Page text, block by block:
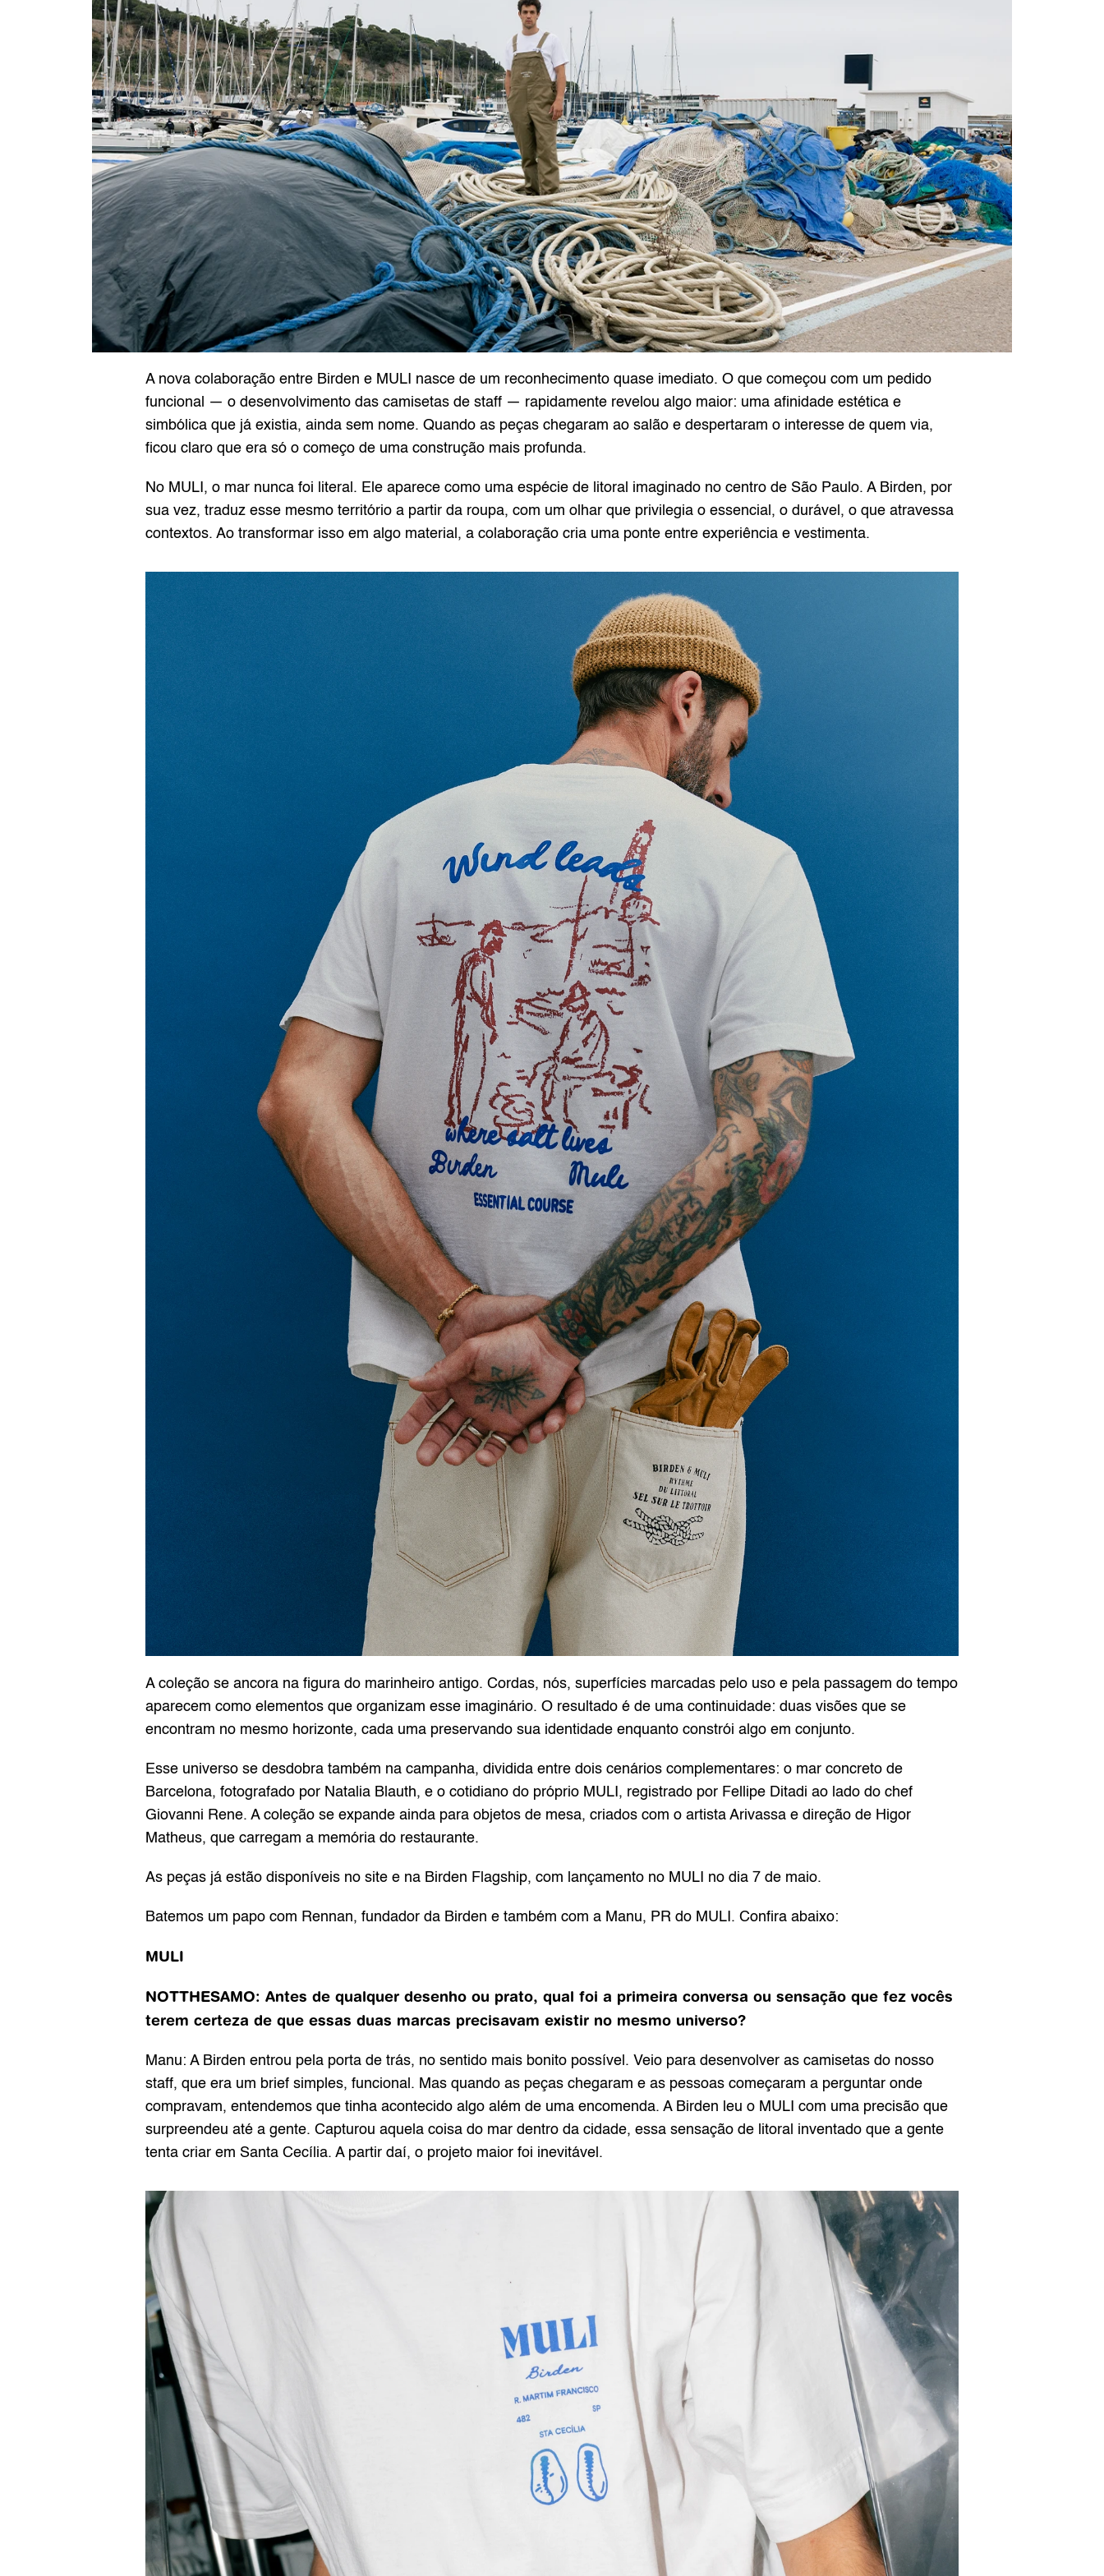
A nova colaboração entre Birden e MULI nasce de um reconhecimento quase imediato. O que começou com um pedido
funcional — o desenvolvimento das camisetas de staff — rapidamente revelou algo maior: uma afinidade estética e
simbólica que já existia, ainda sem nome. Quando as peças chegaram ao salão e despertaram o interesse de quem via,
ficou claro que era só o começo de uma construção mais profunda.
No MULI, o mar nunca foi literal. Ele aparece como uma espécie de litoral imaginado no centro de São Paulo. A Birden, por
sua vez, traduz esse mesmo território a partir da roupa, com um olhar que privilegia o essencial, o durável, o que atravessa
contextos. Ao transformar isso em algo material, a colaboração cria uma ponte entre experiência e vestimenta.
A coleção se ancora na figura do marinheiro antigo. Cordas, nós, superfícies marcadas pelo uso e pela passagem do tempo
aparecem como elementos que organizam esse imaginário. O resultado é de uma continuidade: duas visões que se
encontram no mesmo horizonte, cada uma preservando sua identidade enquanto constrói algo em conjunto.
Esse universo se desdobra também na campanha, dividida entre dois cenários complementares: o mar concreto de
Barcelona, fotografado por Natalia Blauth, e o cotidiano do próprio MULI, registrado por Fellipe Ditadi ao lado do chef
Giovanni Rene. A coleção se expande ainda para objetos de mesa, criados com o artista Arivassa e direção de Higor
Matheus, que carregam a memória do restaurante.
As peças já estão disponíveis no site e na Birden Flagship, com lançamento no MULI no dia 7 de maio.
Batemos um papo com Rennan, fundador da Birden e também com a Manu, PR do MULI. Confira abaixo:
MULI
NOTTHESAMO: Antes de qualquer desenho ou prato, qual foi a primeira conversa ou sensação que fez vocês
terem certeza de que essas duas marcas precisavam existir no mesmo universo?
Manu: A Birden entrou pela porta de trás, no sentido mais bonito possível. Veio para desenvolver as camisetas do nosso
staff, que era um brief simples, funcional. Mas quando as peças chegaram e as pessoas começaram a perguntar onde
compravam, entendemos que tinha acontecido algo além de uma encomenda. A Birden leu o MULI com uma precisão que
surpreendeu até a gente. Capturou aquela coisa do mar dentro da cidade, essa sensação de litoral inventado que a gente
tenta criar em Santa Cecília. A partir daí, o projeto maior foi inevitável.